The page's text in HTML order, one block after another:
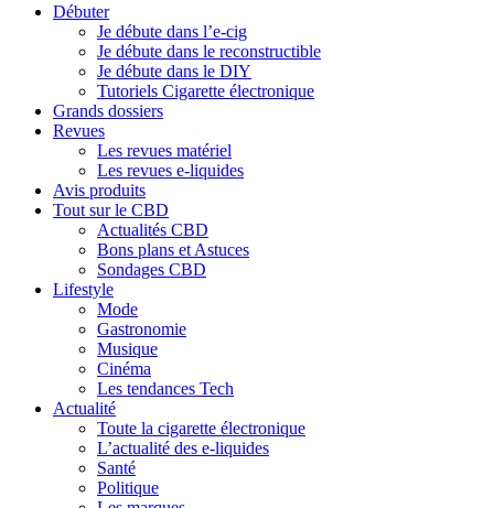
Débuter
Je débute dans l’e-cig
Je débute dans le reconstructible
Je débute dans le DIY
Tutoriels Cigarette électronique
Grands dossiers
Revues
Les revues matériel
Les revues e-liquides
Avis produits
Tout sur le CBD
Actualités CBD
Bons plans et Astuces
Sondages CBD
Lifestyle
Mode
Gastronomie
Musique
Cinéma
Les tendances Tech
Actualité
Toute la cigarette électronique
L’actualité des e-liquides
Santé
Politique